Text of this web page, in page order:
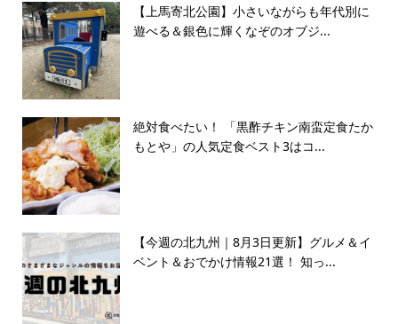
【上馬寄北公園】小さいながらも年代別に
遊べる＆銀色に輝くなぞのオブジ...
絶対食べたい！ 「黒酢チキン南蛮定食たか
もとや」の人気定食ベスト3はコ...
【今週の北九州｜8月3日更新】グルメ＆イ
ベント＆おでかけ情報21選！ 知っ...